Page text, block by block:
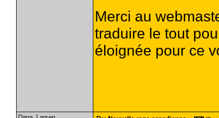
Merci au
traduire le tout
éloignée pour ce